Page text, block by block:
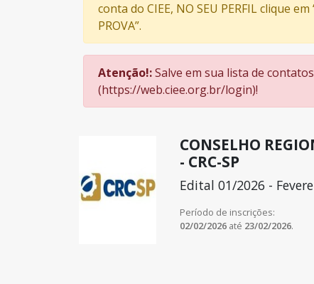
conta do CIEE, NO SEU PERFIL clique
PROVA”.
Atenção!:Salve em sua lista de
(https://web.ciee.org.br/login)!
CONSELHO
- CRC-SP
Edital 01/2026 -
Período de inscrições:
02/02/2026até 23/02/2026.